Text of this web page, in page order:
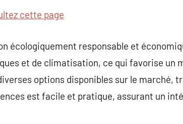
cette page
écologiquement responsable et
et de climatisation, ce qui favorise un
options disponibles sur le marché,
est facile et pratique, assurant un